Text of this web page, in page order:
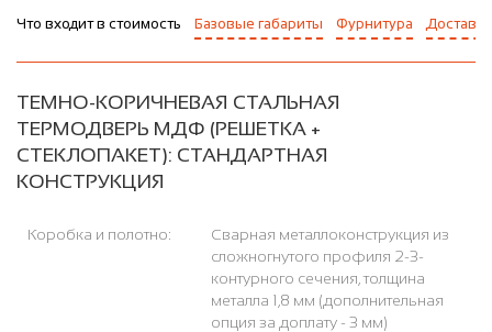
Что входит в стоимость Базовые габариты Фурнитура Доставка
ТЕМНО-КОРИЧНЕВАЯ СТАЛЬНАЯ
ТЕРМОДВЕРЬ МДФ (РЕШЕТКА +
СТЕКЛОПАКЕТ): СТАНДАРТНАЯ
КОНСТРУКЦИЯ
Коробка и полотно:
Сварная металлоконструкция из
сложногнутого профиля 2-3-
контурного сечения, толщина
металла 1,8 мм (дополнительная
опция за доплату - 3 мм)